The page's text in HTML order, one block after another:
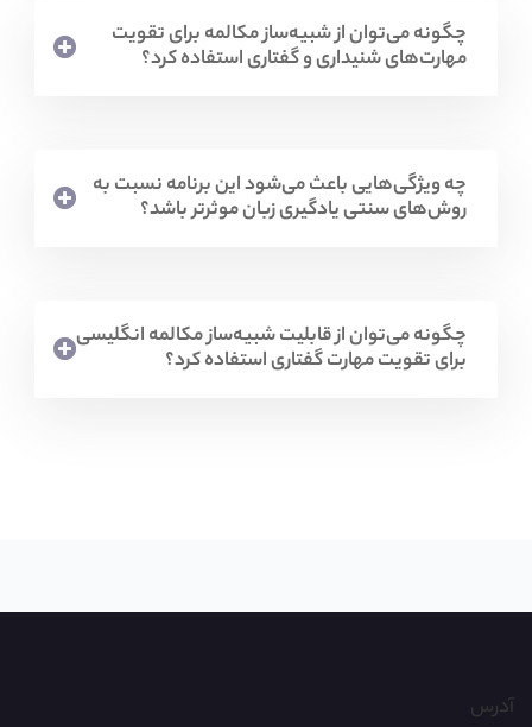
چگونه می‌توان از شبیه‌ساز مکالمه برای تقویت
مهارت‌های شنیداری و گفتاری استفاده کرد؟
چه ویژگی‌هایی باعث می‌شود این برنامه نسبت به
روش‌های سنتی یادگیری زبان موثرتر باشد؟
چگونه می‌توان از قابلیت شبیه‌ساز مکالمه انگلیسی
برای تقویت مهارت گفتاری استفاده کرد؟
آدرس